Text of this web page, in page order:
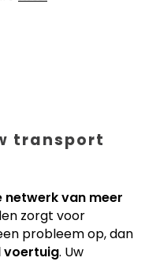
transport
netwerk van meer
zorgt voor
probleem op, dan
voertuig. Uw